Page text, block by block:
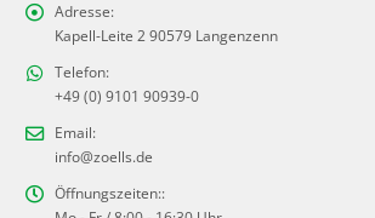
Adresse:
Kapell-Leite 2 90579 Langenzenn
Telefon:
+49 (0) 9101 90939-0
Email:
info@zoells.de
Öffnungszeiten::